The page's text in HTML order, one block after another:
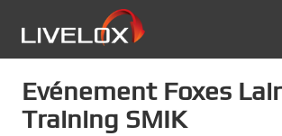
Evénement Foxes Lair
Training SMIK